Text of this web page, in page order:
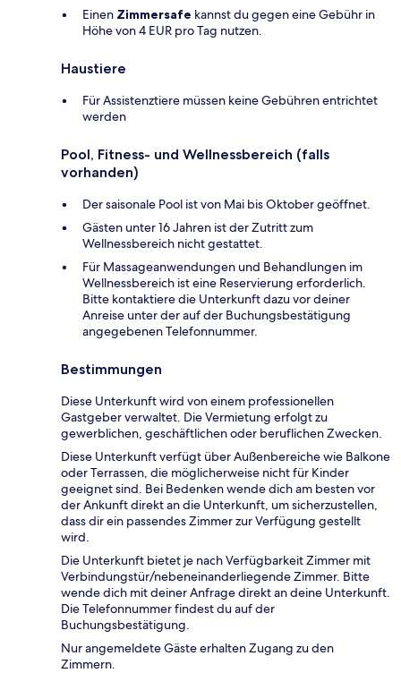
Einen Zimmersafe kannst du gegen eine Gebühr in
Höhe von 4 EUR pro Tag nutzen.
Haustiere
Für Assistenztiere müssen keine Gebühren entrichtet
werden
Pool, Fitness- und Wellnessbereich (falls
vorhanden)
Der saisonale Pool ist von Mai bis Oktober geöffnet.
Gästen unter 16 Jahren ist der Zutritt zum
Wellnessbereich nicht gestattet.
Für Massageanwendungen und Behandlungen im
Wellnessbereich ist eine Reservierung erforderlich.
Bitte kontaktiere die Unterkunft dazu vor deiner
Anreise unter der auf der Buchungsbestätigung
angegebenen Telefonnummer.
Bestimmungen
Diese Unterkunft wird von einem professionellen
Gastgeber verwaltet. Die Vermietung erfolgt zu
gewerblichen, geschäftlichen oder beruflichen Zwecken.
Diese Unterkunft verfügt über Außenbereiche wie Balkone
oder Terrassen, die möglicherweise nicht für Kinder
geeignet sind. Bei Bedenken wende dich am besten vor
der Ankunft direkt an die Unterkunft, um sicherzustellen,
dass dir ein passendes Zimmer zur Verfügung gestellt
wird.
Die Unterkunft bietet je nach Verfügbarkeit Zimmer mit
Verbindungstür/nebeneinanderliegende Zimmer. Bitte
wende dich mit deiner Anfrage direkt an deine Unterkunft.
Die Telefonnummer findest du auf der
Buchungsbestätigung.
Nur angemeldete Gäste erhalten Zugang zu den
Zimmern.